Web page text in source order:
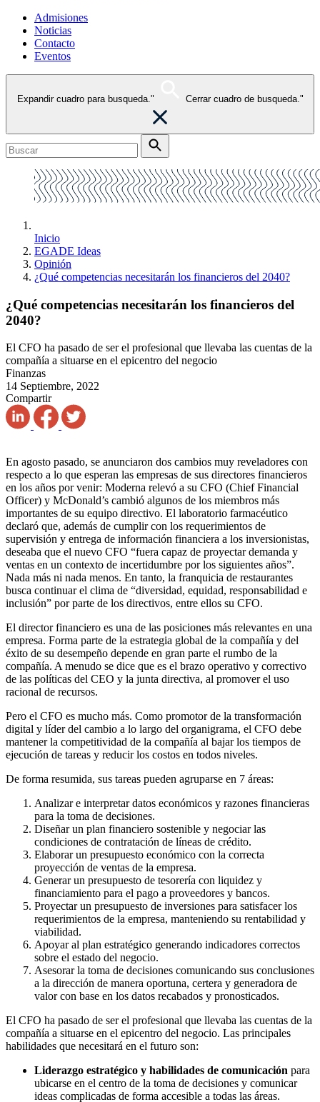
Admisiones
Noticias
Contacto
Eventos
Expandir cuadro para busqueda." Cerrar cuadro de busqueda."
Inicio
EGADE Ideas
Opinión
¿Qué competencias necesitarán los financieros del 2040?
¿Qué competencias necesitarán los financieros del
2040?
El CFO ha pasado de ser el profesional que llevaba las cuentas de la
compañía a situarse en el epicentro del negocio
Finanzas
14 Septiembre, 2022
Compartir
En agosto pasado, se anunciaron dos cambios muy reveladores con
respecto a lo que esperan las empresas de sus directores financieros
en los años por venir: Moderna relevó a su CFO (Chief Financial
Officer) y McDonald’s cambió algunos de los miembros más
importantes de su equipo directivo. El laboratorio farmacéutico
declaró que, además de cumplir con los requerimientos de
supervisión y entrega de información financiera a los inversionistas,
deseaba que el nuevo CFO “fuera capaz de proyectar demanda y
ventas en un contexto de incertidumbre por los siguientes años”.
Nada más ni nada menos. En tanto, la franquicia de restaurantes
busca continuar el clima de “diversidad, equidad, responsabilidad e
inclusión” por parte de los directivos, entre ellos su CFO.
El director financiero es una de las posiciones más relevantes en una
empresa. Forma parte de la estrategia global de la compañía y del
éxito de su desempeño depende en gran parte el rumbo de la
compañía. A menudo se dice que es el brazo operativo y correctivo
de las políticas del CEO y la junta directiva, al promover el uso
racional de recursos.
Pero el CFO es mucho más. Como promotor de la transformación
digital y líder del cambio a lo largo del organigrama, el CFO debe
mantener la competitividad de la compañía al bajar los tiempos de
ejecución de tareas y reducir los costos en todos niveles.
De forma resumida, sus tareas pueden agruparse en 7 áreas:
Analizar e interpretar datos económicos y razones financieras
para la toma de decisiones.
Diseñar un plan financiero sostenible y negociar las
condiciones de contratación de líneas de crédito.
Elaborar un presupuesto económico con la correcta
proyección de ventas de la empresa.
Generar un presupuesto de tesorería con liquidez y
financiamiento para el pago a proveedores y bancos.
Proyectar un presupuesto de inversiones para satisfacer los
requerimientos de la empresa, manteniendo su rentabilidad y
viabilidad.
Apoyar al plan estratégico generando indicadores correctos
sobre el estado del negocio.
Asesorar la toma de decisiones comunicando sus conclusiones
a la dirección de manera oportuna, certera y generadora de
valor con base en los datos recabados y pronosticados.
El CFO ha pasado de ser el profesional que llevaba las cuentas de la
compañía a situarse en el epicentro del negocio. Las principales
habilidades que necesitará en el futuro son:
Liderazgo estratégico y habilidades de comunicación para
ubicarse en el centro de la toma de decisiones y comunicar
ideas complicadas de forma accesible a todas las áreas.